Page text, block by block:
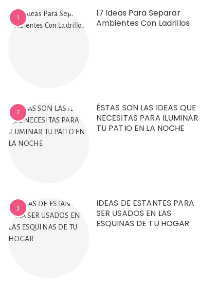
1
17 Ideas Para Separar
Ambientes Con Ladrillos
2
ÉSTAS SON LAS IDEAS QUE
NECESITAS PARA ILUMINAR
TU PATIO EN LA NOCHE
3
IDEAS DE ESTANTES PARA
SER USADOS EN LAS
ESQUINAS DE TU HOGAR